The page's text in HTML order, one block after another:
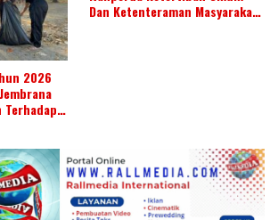
2026
Dan Ketenteraman Masyarakat